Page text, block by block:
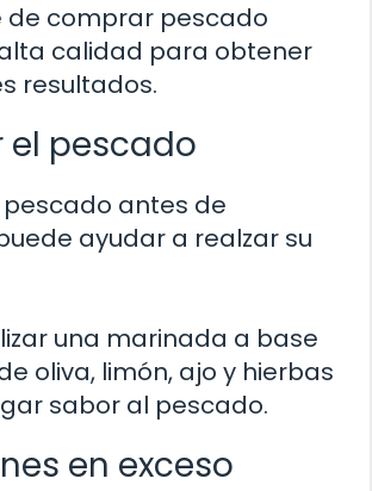
de comprar pescado
calidad para obtener
resultados.
el pescado
antes de
ayudar a realzar su
una marinada a base
oliva, limón, ajo y hierbas
sabor al pescado.
en exceso